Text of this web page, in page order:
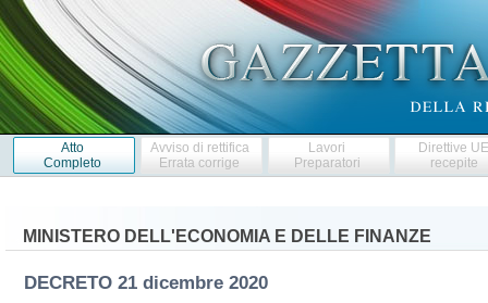
Atto
Completo
Avviso di rettifica
Errata corrige
Lavori
Preparatori
Direttive
recepite
MINISTERO DELL'ECONOMIA E DELLE FINANZE
DECRETO 21 dicembre 2020